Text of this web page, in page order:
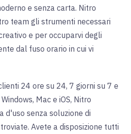
e senza carta. Nitro
team gli strumenti necessari
e per occuparvi degli
dal fuso orario in cui vi
24 ore su 24, 7 giorni su 7 e
Mac e iOS, Nitro
d'uso senza soluzione di
Avete a disposizione tutti